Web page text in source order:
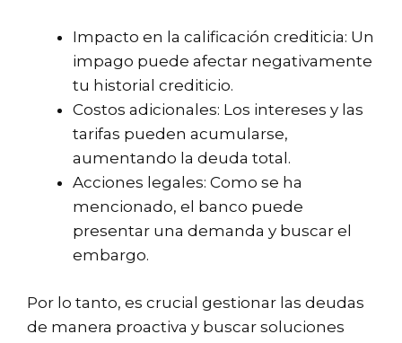
Impacto en la calificación crediticia: Un
impago puede afectar negativamente
tu historial crediticio.
Costos adicionales: Los intereses y las
tarifas pueden acumularse,
aumentando la deuda total.
Acciones legales: Como se ha
mencionado, el banco puede
presentar una demanda y buscar el
embargo.
Por lo tanto, es crucial gestionar las deudas
de manera proactiva y buscar soluciones